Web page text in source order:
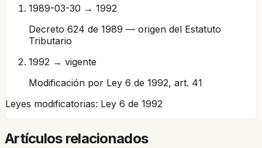
1989-03-30 → 1992
Decreto 624 de 1989 — origen del Estatuto
Tributario
1992 → vigente
Modificación por Ley 6 de 1992, art. 41
Leyes modificatorias: Ley 6 de 1992
Artículos relacionados